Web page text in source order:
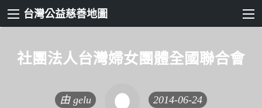
台灣公益慈善地圖
社團法人台灣婦女團體全國聯合會
由 gelu 2014-06-24